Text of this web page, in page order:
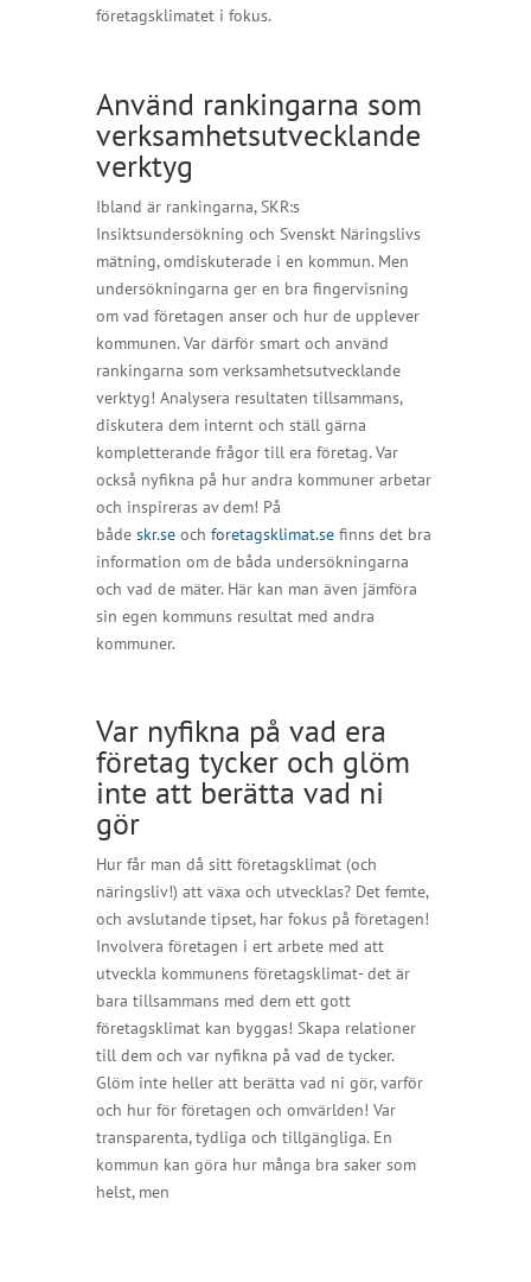
företagsklimatet i fokus.
Använd rankingarna som
verksamhetsutvecklande
verktyg
Ibland är rankingarna, SKR:s
Insiktsundersökning och Svenskt Näringslivs
mätning, omdiskuterade i en kommun. Men
undersökningarna ger en bra fingervisning
om vad företagen anser och hur de upplever
kommunen. Var därför smart och använd
rankingarna som verksamhetsutvecklande
verktyg! Analysera resultaten tillsammans,
diskutera dem internt och ställ gärna
kompletterande frågor till era företag. Var
också nyfikna på hur andra kommuner arbetar
och inspireras av dem! På
både skr.seoch foretagsklimat.sefinns det bra
information om de båda undersökningarna
och vad de mäter. Här kan man även jämföra
sin egen kommuns resultat med andra
kommuner.
Var nyfikna på vad era
företag tycker och glöm
inte att berätta vad ni
gör
Hur får man då sitt företagsklimat (och
näringsliv!) att växa och utvecklas? Det femte,
och avslutande tipset, har fokus på företagen!
Involvera företagen i ert arbete med att
utveckla kommunens företagsklimat- det är
bara tillsammans med dem ett gott
företagsklimat kan byggas! Skapa relationer
till dem och var nyfikna på vad de tycker.
Glöm inte heller att berätta vad ni gör, varför
och hur för företagen och omvärlden! Var
transparenta, tydliga och tillgängliga. En
kommun kan göra hur många bra saker som
helst, men